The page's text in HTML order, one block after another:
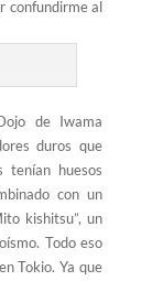
confundirme al
de Iwama
duros que
tenían huesos
con un
kishitsu”, un
Todo eso
Tokio. Ya que